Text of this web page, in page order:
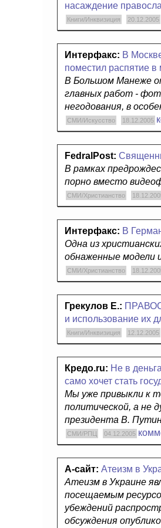
насаждение
Книги/Инквизиция 20.12.2005
Интерфакс: В
поместил распятие в
В Большом Манеже
главных работ -
негодования, в
СМИ/Искусство 18.12.2005
FedralPost:
В рамках
порно вместо
СМИ/Христианство
Интерфакс: В
Одна из
обнаженные модели
СМИ/Христианство
Грекулов Е.:
и использование их
Книги/Инквизиция 12.12.2005
Кредо.ru: Не в
само хочет стать
Мы уже привыкли к
политической, а не
президента В.
СМИ/РПЦ 04.12.2005
А-сайт: Атеизм в
Атеизм в Украине
посещаемым
убеждений
обсуждения